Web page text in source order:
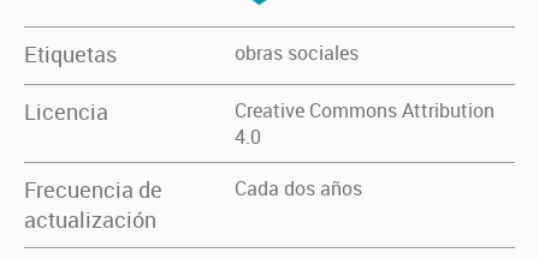
Etiquetas obras sociales
Licencia
Creative Commons Attribution
4.0
Frecuencia de
actualización
Cada dos años